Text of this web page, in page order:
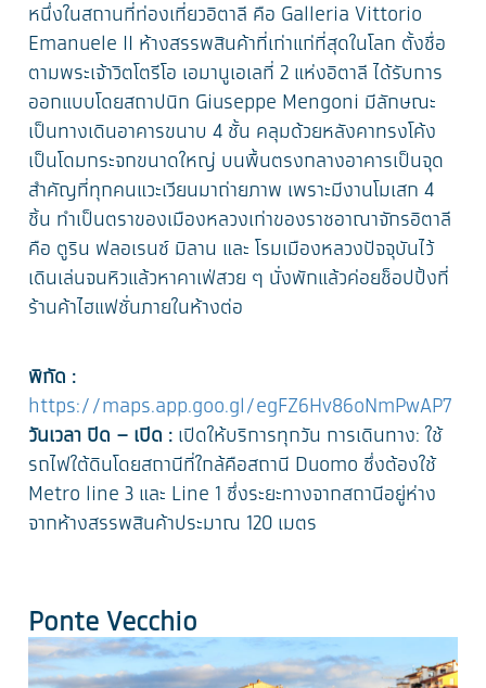
หนึ่งในสถานที่ท่องเที่ยวอิตาลี คือ Galleria Vittorio
Emanuele II ห้างสรรพสินค้าที่เก่าแก่ที่สุดในโลก ตั้งชื่อ
ตามพระเจ้าวิตโตรีโอ เอมานูเอเลที่ 2 แห่งอิตาลี ได้รับการ
ออกแบบโดยสถาปนิก Giuseppe Mengoni มีลักษณะ
เป็นทางเดินอาคารขนาบ 4 ชั้น คลุมด้วยหลังคาทรงโค้ง
เป็นโดมกระจกขนาดใหญ่ บนพื้นตรงกลางอาคารเป็นจุด
สำคัญที่ทุกคนแวะเวียนมาถ่ายภาพ เพราะมีงานโมเสก 4
ชิ้น ทำเป็นตราของเมืองหลวงเก่าของราชอาณาจักรอิตาลี
คือ ตูริน ฟลอเรนซ์ มิลาน และ โรมเมืองหลวงปัจจุบันไว้
เดินเล่นจนหิวแล้วหาคาเฟ่สวย ๆ นั่งพักแล้วค่อยช็อปปิ้งที่
ร้านค้าไฮแฟชั่นภายในห้างต่อ
พิกัด :
https://maps.app.goo.gl/egFZ6Hv86oNmPwAP7
วันเวลา ปิด – เปิด : เปิดให้บริการทุกวัน การเดินทาง: ใช้
รถไฟใต้ดินโดยสถานีที่ใกล้คือสถานี Duomo ซึ่งต้องใช้
Metro line 3 และ Line 1 ซึ่งระยะทางจากสถานีอยู่ห่าง
จากห้างสรรพสินค้าประมาณ 120 เมตร
Ponte Vecchio